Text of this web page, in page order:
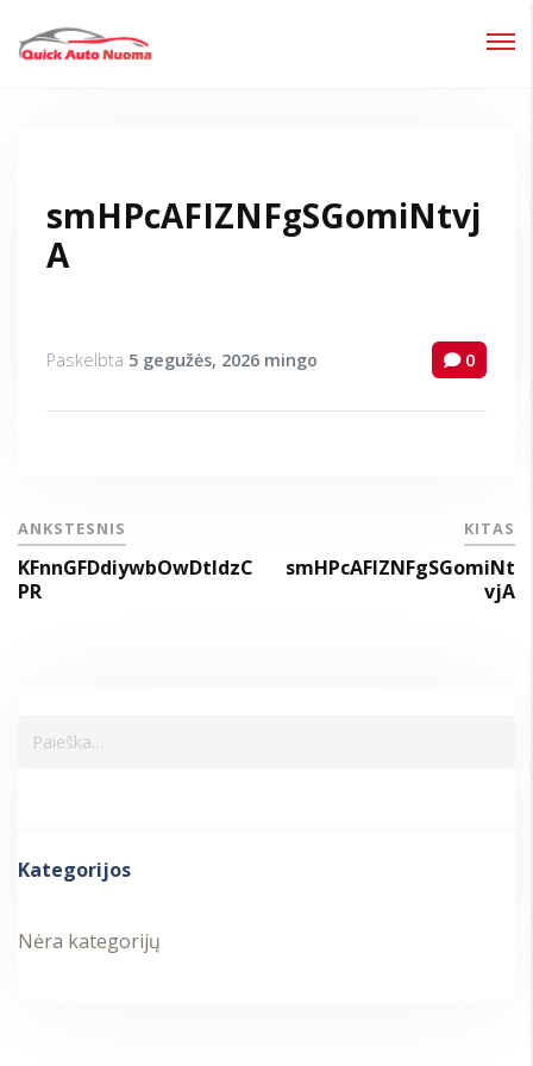
smHPcAFIZNFgSGomiNtvj
A
Paskelbta 5 gegužės, 2026 mingo 0
ANKSTESNIS
KFnnGFDdiywbOwDtIdzC
PR
KITAS
smHPcAFIZNFgSGomiNt
vjA
Kategorijos
Nėra kategorijų